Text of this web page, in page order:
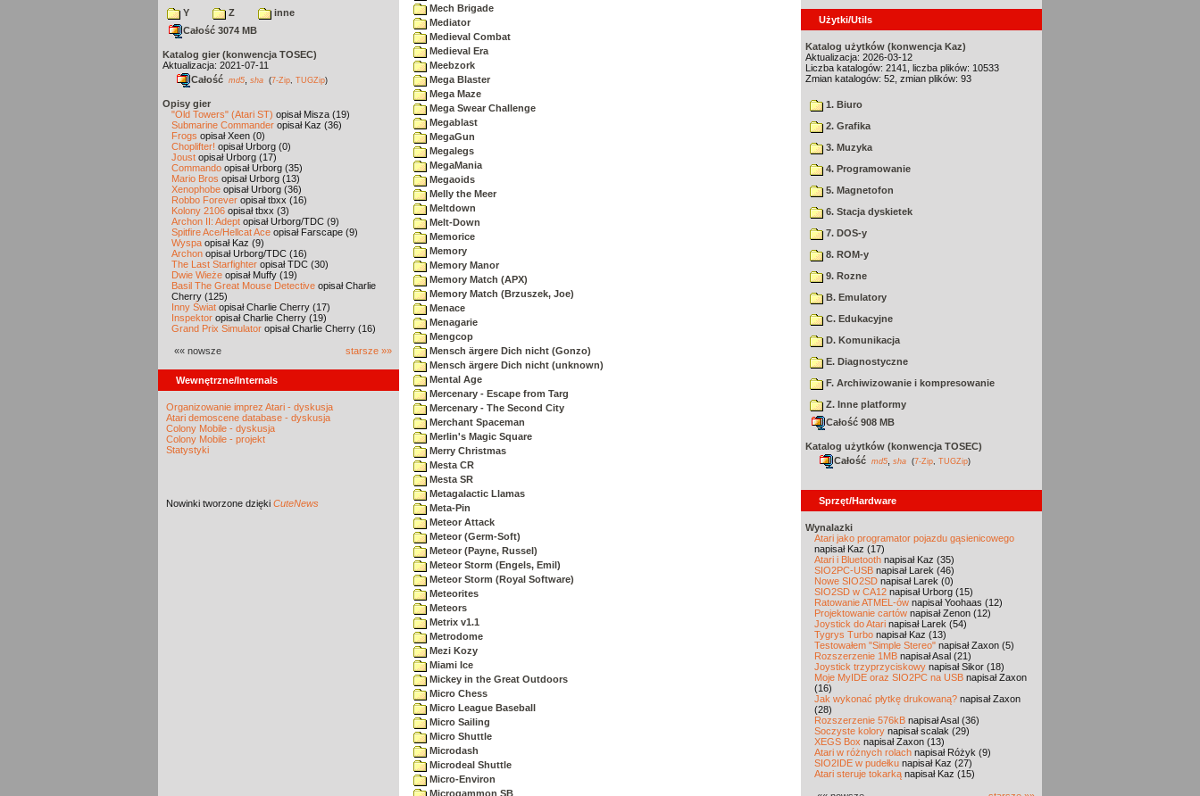
Y
Z
inne
Całość 3074 MB
Katalog gier (konwencja TOSEC)
Aktualizacja: 2021-07-11
Całość md5 sha (7-Zip TUGZip)
Opisy gier
"Old Towers" (Atari ST) opisał Misza (19)
Submarine Commander opisał Kaz (36)
Frogs opisał Xeen (0)
Choplifter! opisał Urborg (0)
Joust opisał Urborg (17)
Commando opisał Urborg (35)
Mario Bros opisał Urborg (13)
Xenophobe opisał Urborg (36)
Robbo Forever opisał tbxx (16)
Kolony 2106 opisał tbxx (3)
Archon II: Adept opisał Urborg/TDC (9)
Spitfire Ace/Hellcat Ace opisał Farscape (9)
Wyspa opisał Kaz (9)
Archon opisał Urborg/TDC (16)
The Last Starfighter opisał TDC (30)
Dwie Wieże opisał Muffy (19)
Basil The Great Mouse Detective opisał Charlie
Cherry (125)
Inny Świat opisał Charlie Cherry (17)
Inspektor opisał Charlie Cherry (19)
Grand Prix Simulator opisał Charlie Cherry (16)
«« nowsze starsze »»
Wewnętrzne/Internals
Organizowanie imprez Atari - dyskusja
Atari demoscene database - dyskusja
Colony Mobile - dyskusja
Colony Mobile - projekt
Statystyki
Nowinki tworzone dzięki CuteNews
Mech Brigade
Mediator
Medieval Combat
Medieval Era
Meebzork
Mega Blaster
Mega Maze
Mega Swear Challenge
Megablast
MegaGun
Megalegs
MegaMania
Megaoids
Melly the Meer
Meltdown
Melt-Down
Memorice
Memory
Memory Manor
Memory Match (APX)
Memory Match (Brzuszek, Joe)
Menace
Menagarie
Mengcop
Mensch ärgere Dich nicht (Gonzo)
Mensch ärgere Dich nicht (unknown)
Mental Age
Mercenary - Escape from Targ
Mercenary - The Second City
Merchant Spaceman
Merlin's Magic Square
Merry Christmas
Mesta CR
Mesta SR
Metagalactic Llamas
Meta-Pin
Meteor Attack
Meteor (Germ-Soft)
Meteor (Payne, Russel)
Meteor Storm (Engels, Emil)
Meteor Storm (Royal Software)
Meteorites
Meteors
Metrix v1.1
Metrodome
Mezi Kozy
Miami Ice
Mickey in the Great Outdoors
Micro Chess
Micro League Baseball
Micro Sailing
Micro Shuttle
Microdash
Microdeal Shuttle
Micro-Environ
Microgammon SB
Użytki/Utils
Katalog użytków (konwencja Kaz)
Aktualizacja: 2026-03-12
Liczba katalogów: 2141, liczba plików: 10533
Zmian katalogów: 52, zmian plików: 93
1. Biuro
2. Grafika
3. Muzyka
4. Programowanie
5. Magnetofon
6. Stacja dyskietek
7. DOS-y
8. ROM-y
9. Rozne
B. Emulatory
C. Edukacyjne
D. Komunikacja
E. Diagnostyczne
F. Archiwizowanie i kompresowanie
Z. Inne platformy
Całość 908 MB
Katalog użytków (konwencja TOSEC)
Całość md5 sha (7-Zip TUGZip)
Sprzęt/Hardware
Wynalazki
Atari jako programator pojazdu gąsienicowego
napisał Kaz (17)
Atari i Bluetooth napisał Kaz (35)
SIO2PC-USB napisał Larek (46)
Nowe SIO2SD napisał Larek (0)
SIO2SD w CA12 napisał Urborg (15)
Ratowanie ATMEL-ów napisał Yoohaas (12)
Projektowanie cartów napisał Zenon (12)
Joystick do Atari napisał Larek (54)
Tygrys Turbo napisał Kaz (13)
Testowałem "Simple Stereo" napisał Zaxon (5)
Rozszerzenie 1MB napisał Asal (21)
Joystick trzyprzyciskowy napisał Sikor (18)
Moje MyIDE oraz SIO2PC na USB napisał Zaxon
(16)
Jak wykonać płytkę drukowaną? napisał Zaxon
(28)
Rozszerzenie 576kB napisał Asal (36)
Soczyste kolory napisał scalak (29)
XEGS Box napisał Zaxon (13)
Atari w różnych rolach napisał Różyk (9)
SIO2IDE w pudełku napisał Kaz (27)
Atari steruje tokarką napisał Kaz (15)